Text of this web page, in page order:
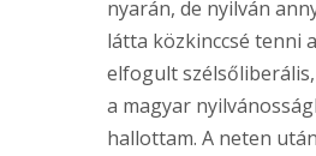
nyarán, de nyilván
látta közkinccsé tenni
elfogult
a magyar
hallottam. A neten